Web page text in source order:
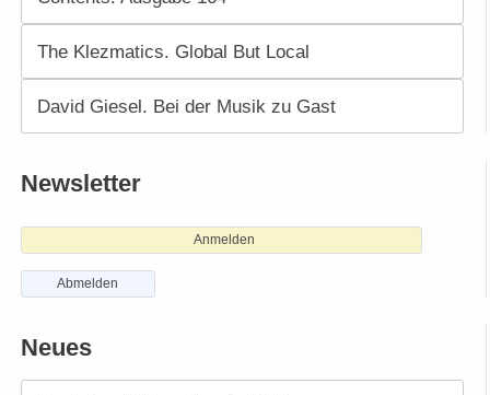
The Klezmatics. Global But Local
David Giesel. Bei der Musik zu Gast
Newsletter
Anmelden
Abmelden
Neues